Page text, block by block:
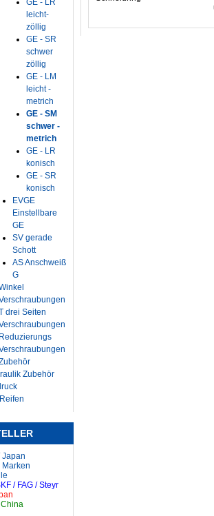
GE - LR
leicht-
zöllig
GE - SR
schwer
zöllig
GE - LM
leicht -
metrich
GE - SM
schwer -
metrich
GE - LR
konisch
GE - SR
konisch
EVGE
Einstellbare
GE
SV gerade
Schott
AS Anschweiß
G
drei Seiten
Reduzierungs
Zubehör
Japan
Marken
/ FAG / Steyr
China
und zylindrischem